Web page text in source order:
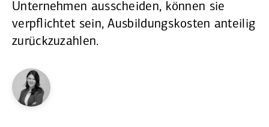
Unternehmen ausscheiden, können sie
verpflichtet sein, Ausbildungskosten anteilig
zurückzuzahlen.